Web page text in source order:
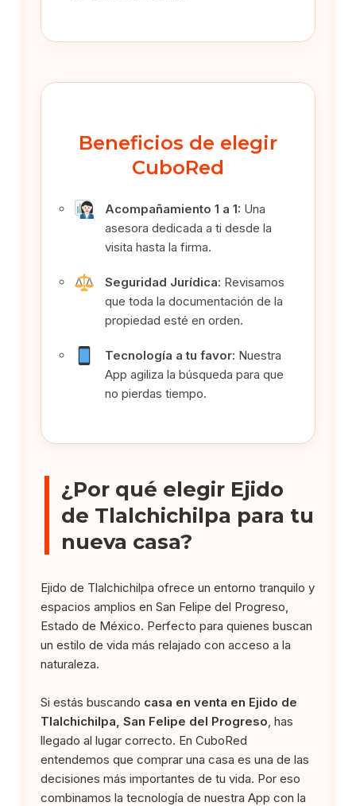
Beneficios de elegir
CuboRed
Acompañamiento 1 a 1: Una
asesora dedicada a ti desde la
visita hasta la firma.
Seguridad Jurídica: Revisamos
que toda la documentación de la
propiedad esté en orden.
Tecnología a tu favor: Nuestra
App agiliza la búsqueda para que
no pierdas tiempo.
¿Por qué elegir Ejido
de Tlalchichilpa para tu
nueva casa?
Ejido de Tlalchichilpa ofrece un entorno tranquilo y
espacios amplios en San Felipe del Progreso,
Estado de México. Perfecto para quienes buscan
un estilo de vida más relajado con acceso a la
naturaleza.
Si estás buscando casa en venta en Ejido de
Tlalchichilpa, San Felipe del Progreso , has
llegado al lugar correcto. En CuboRed
entendemos que comprar una casa es una de las
decisiones más importantes de tu vida. Por eso
combinamos la tecnología de nuestra App con la